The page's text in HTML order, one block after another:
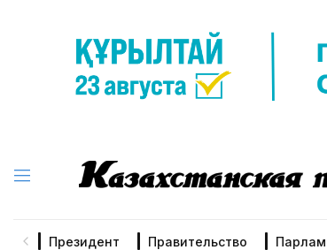
Президент Правительство